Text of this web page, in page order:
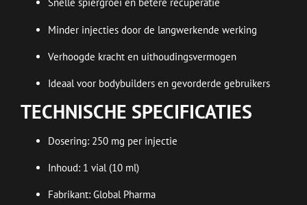
Minder injecties door de langwerkende werking
Verhoogde kracht en uithoudingsvermogen
Ideaal voor bodybuilders en gevorderde gebruikers
TECHNISCHE SPECIFICATIES
Dosering: 250 mg per injectie
Inhoud: 1 vial (10 ml)
Fabrikant: Global Pharma